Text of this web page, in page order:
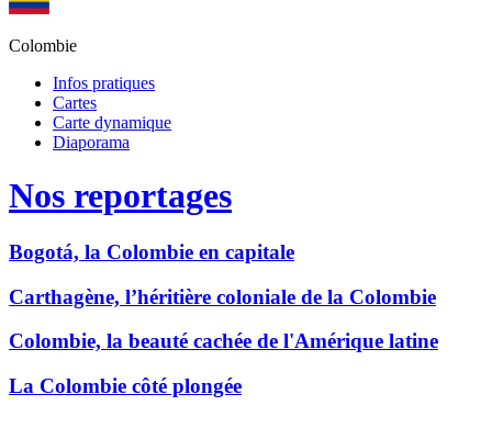
Colombie
Infos pratiques
Cartes
Carte dynamique
Diaporama
Nos reportages
Bogotá, la Colombie en capitale
Carthagène, l’héritière coloniale de la Colombie
Colombie, la beauté cachée de l'Amérique latine
La Colombie côté plongée